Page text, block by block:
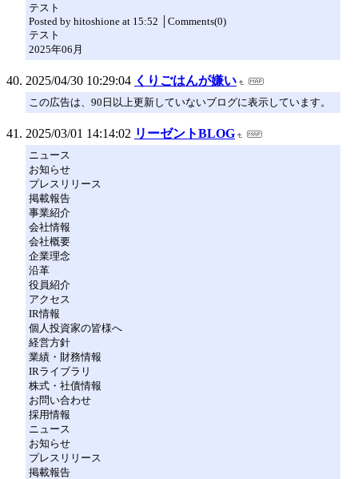
テスト
Posted by hitoshione at 15:52 │Comments(0)
テスト
2025年06月
2025/04/30 10:29:04 くりごはんが嫌い
この広告は、90日以上更新していないブログに表示しています。
2025/03/01 14:14:02 リーゼントBLOG
ニュース
お知らせ
プレスリリース
掲載報告
事業紹介
会社情報
会社概要
企業理念
沿革
役員紹介
アクセス
IR情報
個人投資家の皆様へ
経営方針
業績・財務情報
IRライブラリ
株式・社債情報
お問い合わせ
採用情報
ニュース
お知らせ
プレスリリース
掲載報告